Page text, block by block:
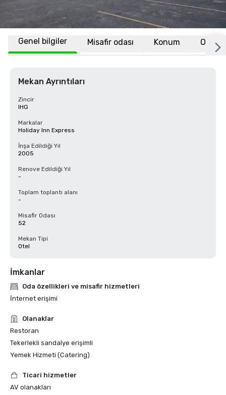
Genel bilgiler Misafir odası Konum Ortak
Mekan Ayrıntıları
Zincir
IHG
Markalar
Holiday Inn Express
İnşa Edildiği Yıl
2005
Renove Edildiği Yıl
-
Toplam toplantı alanı
-
Misafir Odası
52
Mekan Tipi
Otel
İmkanlar
Oda özellikleri ve misafir hizmetleri
İnternet erişimi
Olanaklar
Restoran
Tekerlekli sandalye erişimli
Yemek Hizmeti (Catering)
Ticari hizmetler
AV olanakları